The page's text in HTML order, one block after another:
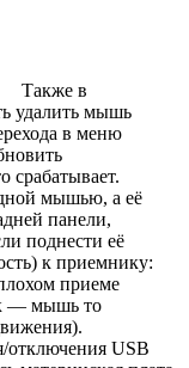
Также в
удалить мышь
в меню
срабатывает.
мышью, а её
панели,
поднести её
к приемнику:
приеме
— мышь то
отключения USB